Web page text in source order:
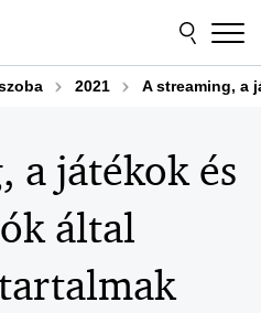
2021 A streaming, a
a játékok és
által